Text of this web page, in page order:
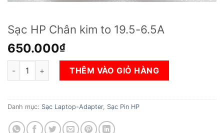
Sạc HP Chân kim to 19.5-6.5A
650.000₫
Sạc HP Chân kim to 19.5-6.5A số lượng
THÊM VÀO GIỎ HÀNG
Danh mục: Sạc Laptop-Adapter, Sạc Pin HP